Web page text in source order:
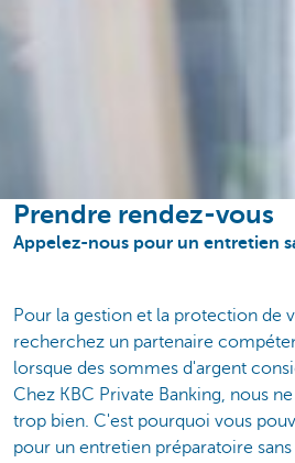
Prendre rendez-vous
Appelez-nous pour un entretien
Pour la gestion et la protection de
recherchez un partenaire
lorsque des sommes d'argent
Chez KBC Private Banking, nous
trop bien. C'est pourquoi vous
pour un entretien préparatoire